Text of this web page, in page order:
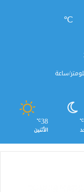
℃
℃
38
℃
الأثنين